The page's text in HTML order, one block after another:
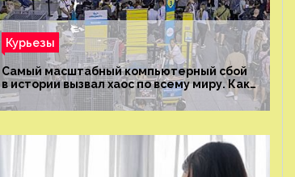
Курьезы
Самый масштабный компьютерный сбой
в истории вызвал хаос по всему миру. Как
это было?